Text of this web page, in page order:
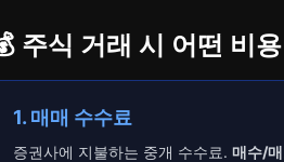
주식 거래 시 어떤 비
1. 매매 수수료
증권사에 지불하는 중개 수수료. 매수/